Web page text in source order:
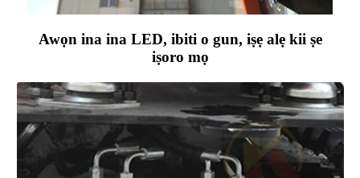
Awọn ina ina LED, ibiti o gun, iṣẹ alẹ kii ṣe
iṣoro mọ